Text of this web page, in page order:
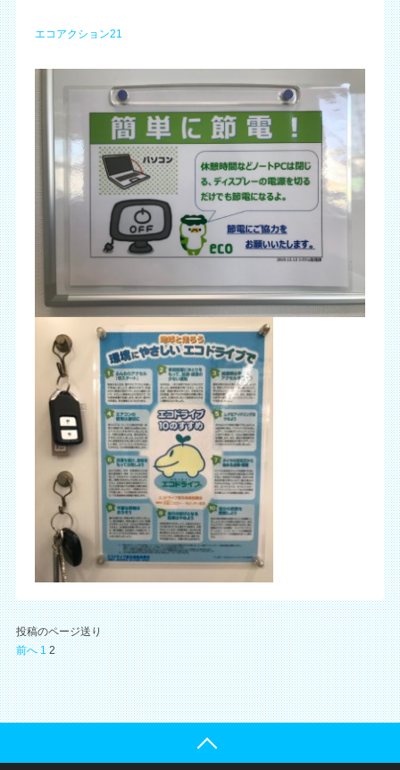
エコアクション21
投稿のページ送り
前へ 1 2